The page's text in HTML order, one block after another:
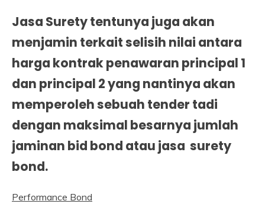
Jasa Surety tentunya juga akan
menjamin terkait selisih nilai antara
harga kontrak penawaran principal 1
dan principal 2 yang nantinya akan
memperoleh sebuah tender tadi
dengan maksimal besarnya jumlah
jaminan bid bond atau jasa surety
bond.
Performance Bond